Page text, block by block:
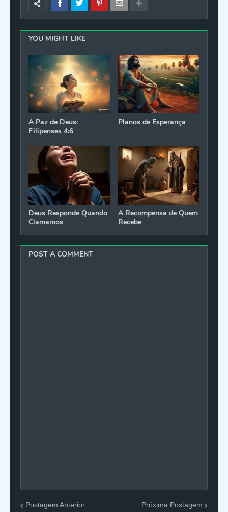
YOU MIGHT LIKE
A Paz de Deus:
Filipenses 4:6
Planos de Esperança
Deus Responde Quando
Clamamos
A Recompensa de Quem
Recebe
POST A COMMENT
Postagem Anterior Próxima Postagem